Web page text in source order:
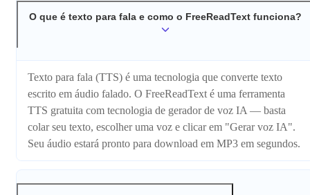
O que é texto para fala e como o FreeReadText funciona?
Texto para fala (TTS) é uma tecnologia que converte texto
escrito em áudio falado. O FreeReadText é uma ferramenta
TTS gratuita com tecnologia de gerador de voz IA — basta
colar seu texto, escolher uma voz e clicar em "Gerar voz IA".
Seu áudio estará pronto para download em MP3 em segundos.